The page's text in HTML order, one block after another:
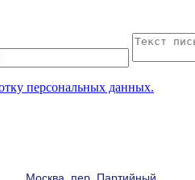
персональных данных.